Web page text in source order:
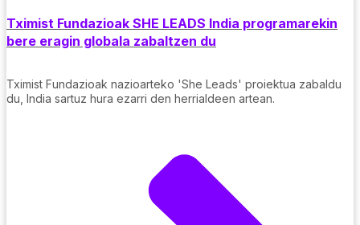
Tximist Fundazioak SHE LEADS India programarekin
bere eragin globala zabaltzen du
Tximist Fundazioak nazioarteko 'She Leads' proiektua zabaldu
du, India sartuz hura ezarri den herrialdeen artean.